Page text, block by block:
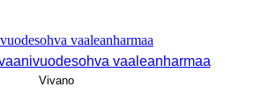
vaaleanharmaa
Vivano